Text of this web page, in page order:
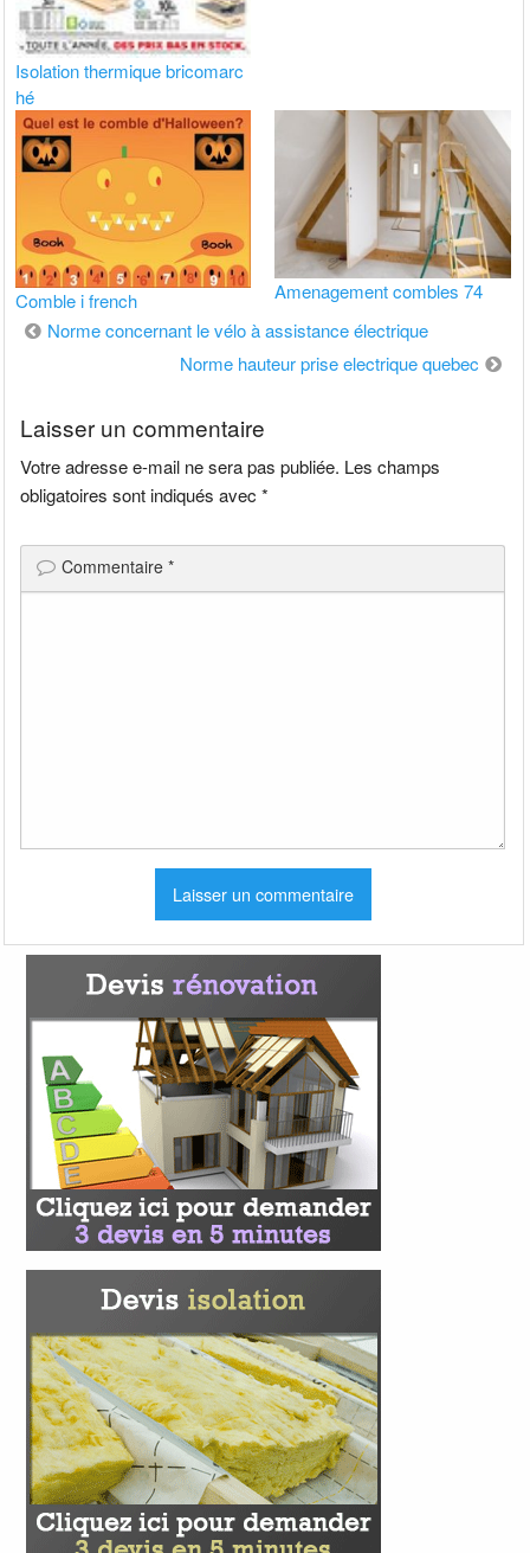
Isolation thermique bricomarc
hé
Comble i french Amenagement combles 74
Navigation
Norme concernant le vélo à assistance électrique
Norme hauteur prise electrique quebec
Laisser un commentaire
Votre adresse e-mail ne sera pas publiée. Les champs
obligatoires sont indiqués avec*
Commentaire*